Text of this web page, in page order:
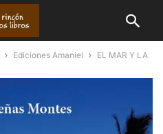
Ediciones Amaniel
EL MAR Y LA